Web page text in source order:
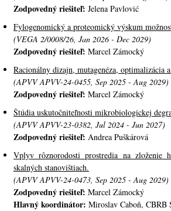
Zodpovedný riešiteľ: Jelena Pavlović
Fylogenomický a proteomický výskum
(VEGA 2/0008/26, Jan 2026 - Dec 2029)
Zodpovedný riešiteľ: Marcel Zámocký
Racionálny dizajn, mutagenéza,
(APVV APVV-24-0455, Sep 2025 - Aug 2029)
Zodpovedný riešiteľ: Marcel Zámocký
Štúdia uskutočniteľnosti mikrobiologickej
(APVV APVV-23-0382, Jul 2024 - Jun 2027)
Zodpovedný riešiteľ: Andrea Puškárová
Vplyv rôznorodosti prostredia na zloženie
skalných stanovištiach.
(APVV APVV-24-0473, Sep 2025 - Aug 2029)
Zodpovedný riešiteľ: Marcel Zámocký
Hlavný koordinátor: Miroslav Caboň, CBRB